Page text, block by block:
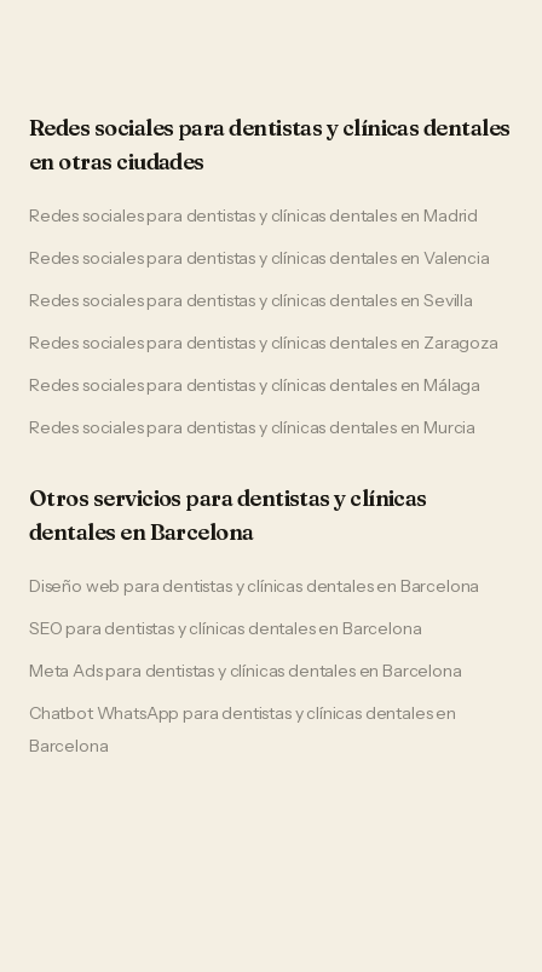
Redes sociales paradentistas y clínicas dentales
en otras ciudades
Redes socialespara dentistas y clínicas dentalesen Madrid
Redes socialespara dentistas y clínicas dentalesenValencia
Redes socialespara dentistas y clínicas dentalesenSevilla
Redes socialespara dentistas y clínicas dentalesen Zaragoza
Redes socialespara dentistas y clínicas dentalesen Málaga
Redes socialespara dentistas y clínicas dentalesen Murcia
Otros servicios paradentistas y clínicas
dentales enBarcelona
Diseño web para dentistas y clínicas dentalesen Barcelona
SEO para dentistas y clínicas dentalesen Barcelona
Meta Adspara dentistas y clínicas dentalesen Barcelona
Chatbot WhatsApp para dentistas y clínicas dentalesen
Barcelona